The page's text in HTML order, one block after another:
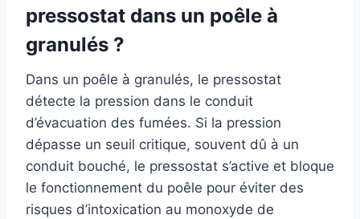
pressostat dans un poêle à
granulés ?
Dans un poêle à granulés, le pressostat
détecte la pression dans le conduit
d’évacuation des fumées. Si la pression
dépasse un seuil critique, souvent dû à un
conduit bouché, le pressostat s’active et bloque
le fonctionnement du poêle pour éviter des
risques d’intoxication au monoxyde de